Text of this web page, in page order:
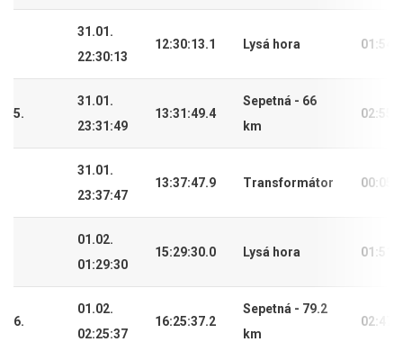
31.01.
22:30:13
12:30:13.1 Lysá hora
5.
31.01.
23:31:49
13:31:49.4
Sepetná - 66
km
31.01.
23:37:47
13:37:47.9 Transformátor
01.02.
01:29:30
15:29:30.0 Lysá hora
6.
01.02.
02:25:37
16:25:37.2
Sepetná - 79.2
km